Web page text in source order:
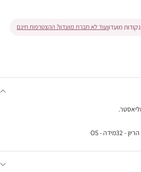
נקודות מועדוןעוד לא חברת מועדון? ההצטרפות חינם